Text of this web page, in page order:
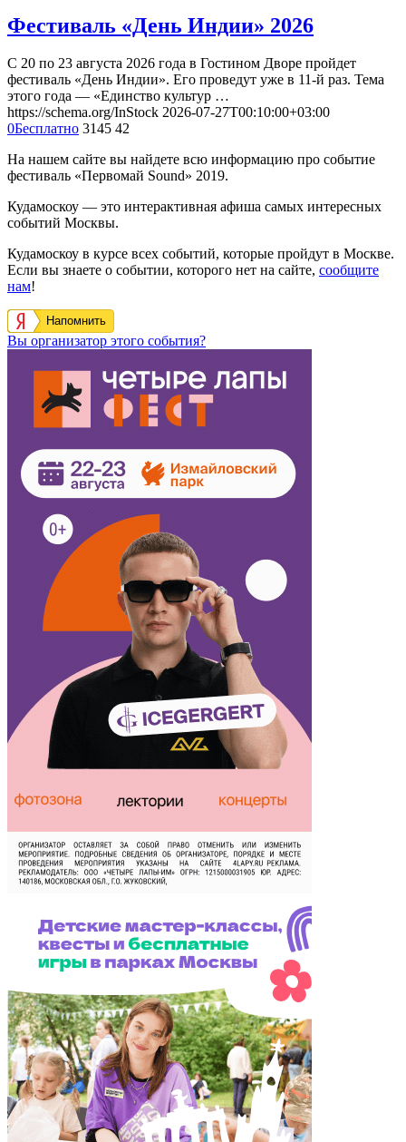
Фестиваль «День Индии» 2026
С 20 по 23 августа 2026 года в Гостином Дворе пройдет
фестиваль «День Индии». Его проведут уже в 11-й раз. Тема
этого года — «Единство культур …
https://schema.org/InStock 2026-07-27T00:10:00+03:00
0Бесплатно 3145 42
На нашем сайте вы найдете всю информацию про событие
фестиваль «Первомай Sound» 2019.
Кудамоскоу — это интерактивная афиша самых интересных
событий Москвы.
Кудамоскоу в курсе всех событий, которые пройдут в Москве.
Если вы знаете о событии, которого нет на сайте, сообщите
нам!
Напомнить
Вы организатор этого события?